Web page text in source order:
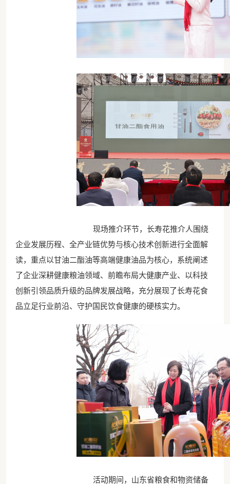
现场推介环节，长寿花推介人围绕
企业发展历程、全产业链优势与核心技术创新进行全面解
读，重点以甘油二酯油等高端健康油品为核心，系统阐述
了企业深耕健康粮油领域、前瞻布局大健康产业、以科技
创新引领品质升级的品牌发展战略，充分展现了长寿花食
品立足行业前沿、守护国民饮食健康的硬核实力。
活动期间，山东省粮食和物资储备